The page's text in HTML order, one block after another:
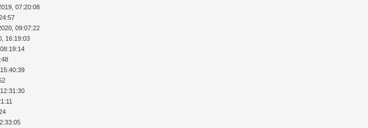
07:20:08
09:07:22
16:19:03